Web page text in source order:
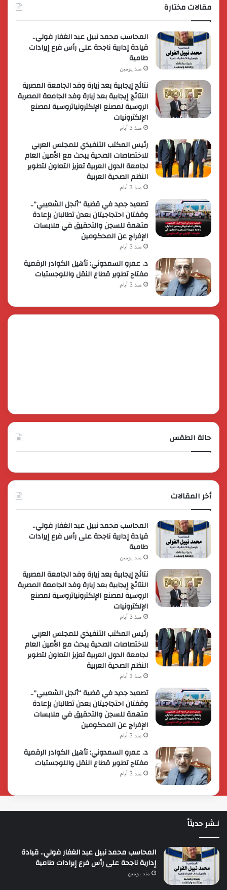
مقالات مختارة
المحاسب محمد نبيل عبد الغفار فولي..
قيادة إدارية ناجحة على رأس فرع إيرادات
طامية
منذ يومين
نتائج إيجابية بعد زيارة وفد الجامعة المصرية
النتائج إيجابية بعد زيارة وفد الجامعة المصرية
الروسية لمصنع الإلكترونياتروسية لمصنع
الإلكترونيات
منذ 3 أيام
رئيس المكتب التنفيذي للمجلس العربي
للاختصاصات الصحية يبحث مع الأمين العام
لجامعة الدول العربية تعزيز التعاون لتطوير
النظم الصحية العربية
منذ 3 أيام
تصعيد جديد في قضية “أنجل الشعيبي”..
وقفتان احتجاجيتان بعدن تطالبان بإعادة
متهمة للسجن والتحقيق في ملابسات
الإفراج عن المحكومين
منذ 3 أيام
د. عمرو السمدوني: تأهيل الكوادر الرقمية
مفتاح تطوير قطاع النقل واللوجستيات
منذ 3 أيام
حالة الطقس
أخر المقالات
المحاسب محمد نبيل عبد الغفار فولي..
قيادة إدارية ناجحة على رأس فرع إيرادات
طامية
منذ يومين
نتائج إيجابية بعد زيارة وفد الجامعة المصرية
النتائج إيجابية بعد زيارة وفد الجامعة المصرية
الروسية لمصنع الإلكترونياتروسية لمصنع
الإلكترونيات
منذ 3 أيام
رئيس المكتب التنفيذي للمجلس العربي
للاختصاصات الصحية يبحث مع الأمين العام
لجامعة الدول العربية تعزيز التعاون لتطوير
النظم الصحية العربية
منذ 3 أيام
تصعيد جديد في قضية “أنجل الشعيبي”..
وقفتان احتجاجيتان بعدن تطالبان بإعادة
متهمة للسجن والتحقيق في ملابسات
الإفراج عن المحكومين
منذ 3 أيام
د. عمرو السمدوني: تأهيل الكوادر الرقمية
مفتاح تطوير قطاع النقل واللوجستيات
منذ 3 أيام
نـشر حديثاً
المحاسب محمد نبيل عبد الغفار فولي.. قيادة
إدارية ناجحة على رأس فرع إيرادات طامية
منذ يومين